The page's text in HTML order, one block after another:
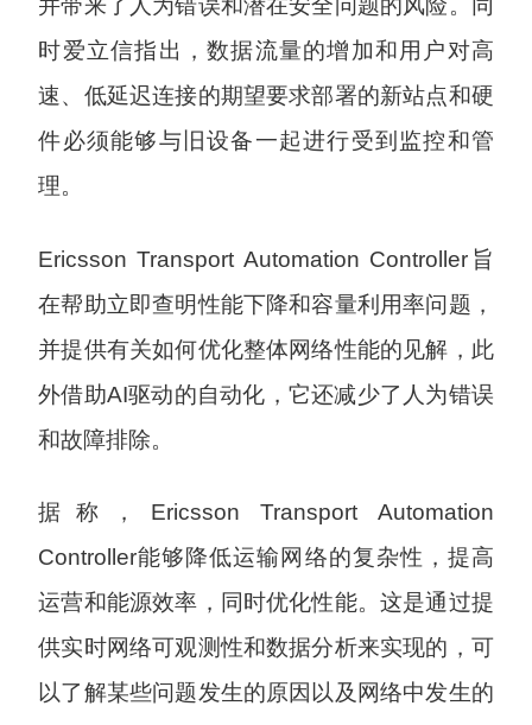
时爱立信指出，数据流量的增加和用户对高
速、低延迟连接的期望要求部署的新站点和硬
件必须能够与旧设备一起进行受到监控和管
理。
Ericsson Transport Automation Controller旨
在帮助立即查明性能下降和容量利用率问题，
并提供有关如何优化整体网络性能的见解，此
外借助AI驱动的自动化，它还减少了人为错误
和故障排除。
据称，Ericsson Transport Automation
Controller能够降低运输网络的复杂性，提高
运营和能源效率，同时优化性能。这是通过提
供实时网络可观测性和数据分析来实现的，可
以了解某些问题发生的原因以及网络中发生的